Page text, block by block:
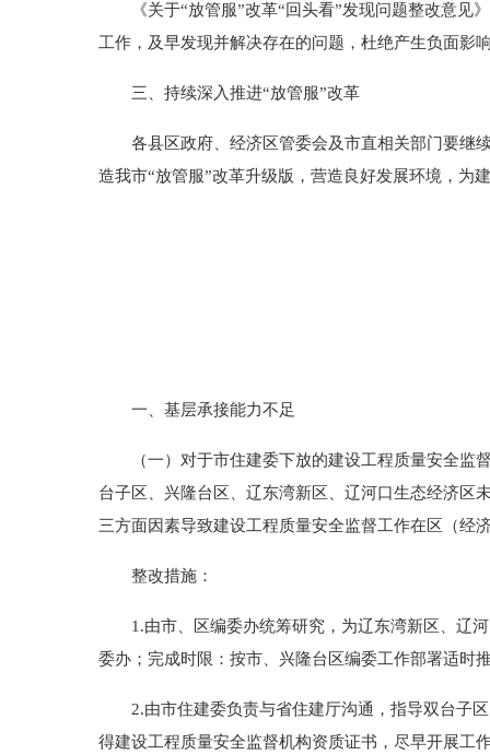
《关于“放管服”改革“回头看”发现问题整改意见》
工作，及早发现并解决存在的问题，杜绝产生负面影
三、持续深入推进“放管服”改革
各县区政府、经济区管委会及市直相关部门要继续
造我市“放管服”改革升级版，营造良好发展环境，为
一、基层承接能力不足
（一）对于市住建委下放的建设工程质量安全监督
台子区、兴隆台区、辽东湾新区、辽河口生态经济区
三方面因素导致建设工程质量安全监督工作在区（经
整改措施：
1.由市、区编委办统筹研究，为辽东湾新区、辽河
委办；完成时限：按市、兴隆台区编委工作部署适时
2.由市住建委负责与省住建厅沟通，指导双台子区
得建设工程质量安全监督机构资质证书，尽早开展工